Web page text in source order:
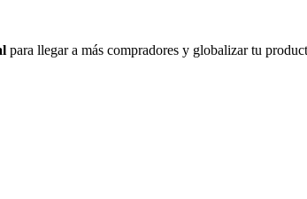
para llegar a más compradores y globalizar tu